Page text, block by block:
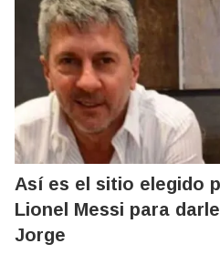
Así es el sitio elegido
Lionel Messi para
Jorge